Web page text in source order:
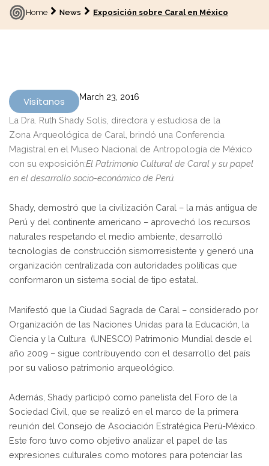
Home News Exposición sobre Caral en México
Visítanos March 23, 2016
La Dra. Ruth Shady Solís, directora y estudiosa de la
Zona Arqueológica de Caral, brindó una Conferencia
Magistral en el Museo Nacional de Antropología de México
con su exposición:El Patrimonio Cultural de Caral y su papel
en el desarrollo socio-económico de Perú.
Shady, demostró que la civilización Caral – la más antigua de
Perú y del continente americano – aprovechó los recursos
naturales respetando el medio ambiente, desarrolló
tecnologías de construcción sismorresistente y generó una
organización centralizada con autoridades políticas que
conformaron un sistema social de tipo estatal.
Manifestó que la Ciudad Sagrada de Caral – considerado por
Organización de las Naciones Unidas para la Educación, la
Ciencia y la Cultura (UNESCO) Patrimonio Mundial desde el
año 2009 – sigue contribuyendo con el desarrollo del país
por su valioso patrimonio arqueológico.
Además, Shady participó como panelista del Foro de la
Sociedad Civil, que se realizó en el marco de la primera
reunión del Consejo de Asociación Estratégica Perú-México.
Este foro tuvo como objetivo analizar el papel de las
expresiones culturales como motores para potenciar las